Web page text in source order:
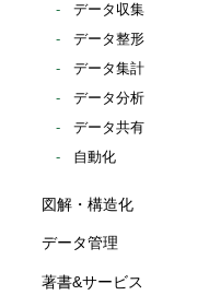
データ収集
データ整形
データ集計
データ分析
データ共有
自動化
図解・構造化
データ管理
著書&サービス